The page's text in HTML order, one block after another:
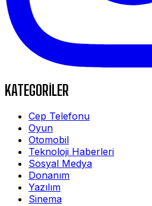
KATEGORİLER
Cep Telefonu
Oyun
Otomobil
Teknoloji Haberleri
Sosyal Medya
Donanım
Yazılım
Sinema